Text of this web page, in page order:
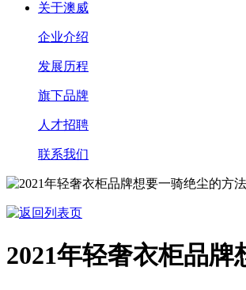
关于澳威
企业介绍
发展历程
旗下品牌
人才招聘
联系我们
2021年轻奢衣柜品